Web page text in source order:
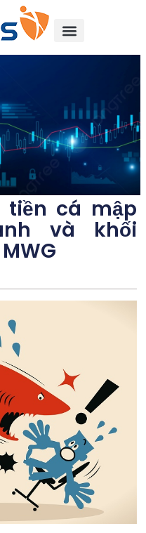
tiền cá mập
và khối